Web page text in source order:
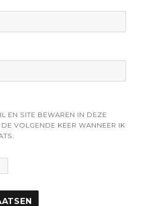
EN SITE BEWAREN IN DEZE
VOLGENDE KEER WANNEER IK